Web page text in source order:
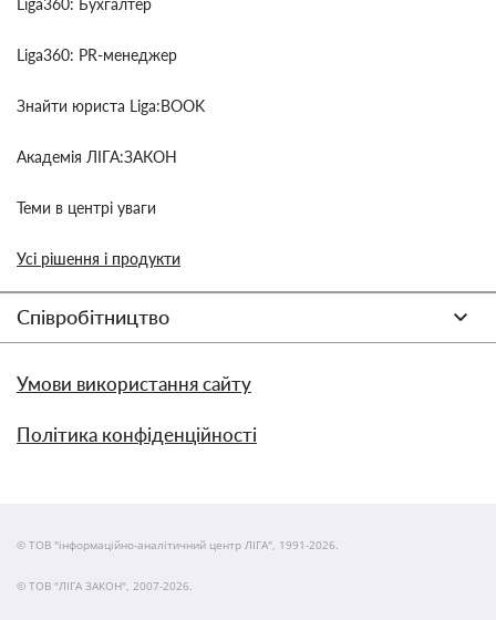
Liga360: Бухгалтер
Liga360: PR-менеджер
Знайти юриста Liga:BOOK
Академія ЛІГА:ЗАКОН
Теми в центрі уваги
Усі рішення і продукти
Співробітництво
Умови використання сайту
Політика конфіденційності
© ТОВ "інформаційно-аналітичний центр ЛІГА", 1991-2026.
© ТОВ "ЛІГА ЗАКОН", 2007-2026.